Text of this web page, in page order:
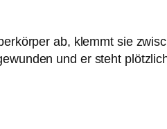
ab, klemmt sie
und er steht